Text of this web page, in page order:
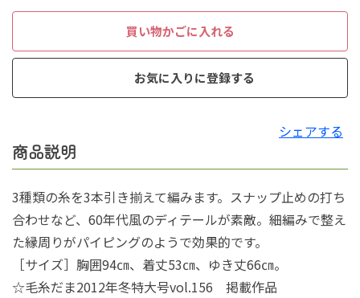
買い物かごに入れる
お気に入りに登録する
シェアする
商品説明
3種類の糸を3本引き揃えて編みます。スナップ止めの打ち
合わせなど、60年代風のディテールが素敵。細編みで整え
た縁周りがパイピングのようで効果的です。
［サイズ］胸囲94㎝、着丈53㎝、ゆき丈66㎝。
☆毛糸だま2012年冬特大号vol.156 掲載作品